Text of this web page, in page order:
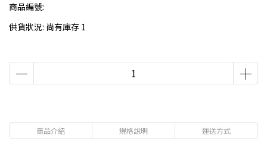
商品編號:
供貨狀況: 尚有庫存 1
商品介紹 規格說明 運送方式